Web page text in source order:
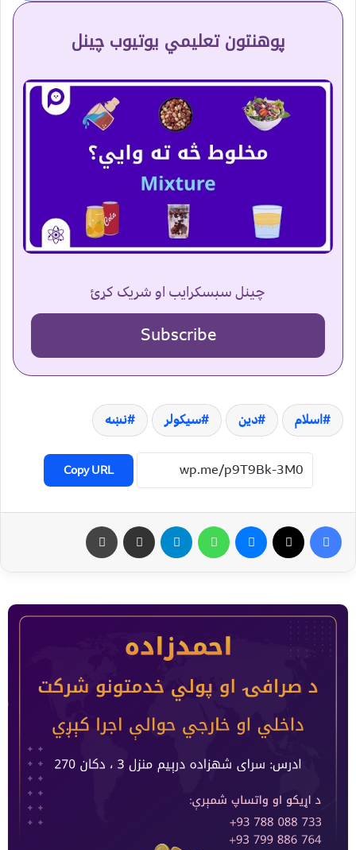
پوهنتون تعلیمي یوتیوب چینل
چینل سبسکرایب او شریک کړئ
Subscribe
اسلام دین سیکولر نښه
Copy URL